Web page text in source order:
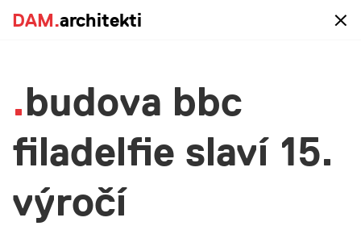
DAM.architekti
blog
DAM.architekti
budova bbc
filadelfie slaví 15.
výročí